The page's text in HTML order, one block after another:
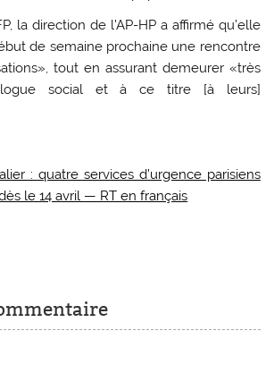
la direction de l’AP-HP a affirmé qu’elle
de semaine prochaine une rencontre
tout en assurant demeurer «très
social et à ce titre [à leurs]
: quatre services d’urgence parisiens
le 14 avril — RT en français